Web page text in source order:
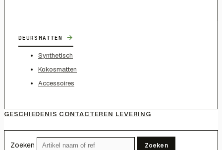
DEURSMATTEN →
Synthetisch
Kokosmatten
Accessoires
GESCHIEDENIS CONTACTEREN LEVERING
Zoeken Zoeken